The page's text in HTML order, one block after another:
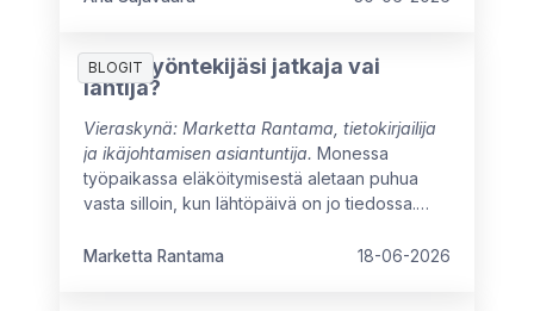
oppisimme ajattelemaan isommin.
BLOGIT
Onko työntekijäsi jatkaja vai
lähtijä?
Vieraskynä: Marketta Rantama, tietokirjailija
ja ikäjohtamisen asiantuntija. Monessa
työpaikassa eläköitymisestä aletaan puhua
vasta silloin, kun lähtöpäivä on jo tiedossa.
kokeneen työntekijän osaamista
Marketta Rantama 18-06-2026